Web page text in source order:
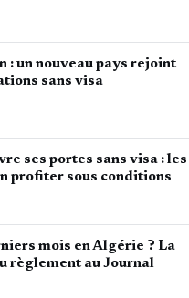
: un nouveau pays rejoint
sans visa
ses portes sans visa : les
profiter sous conditions
mois en Algérie ? La
règlement au Journal